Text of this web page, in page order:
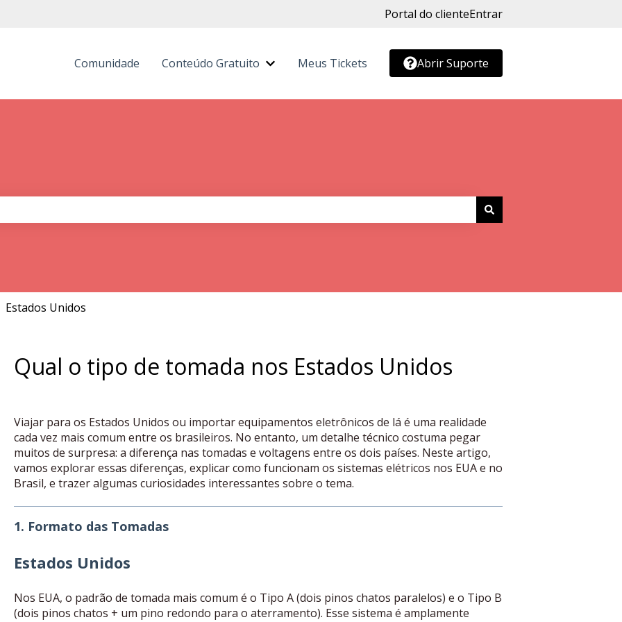
Portal do clienteEntrar
Comunidade Conteúdo Gratuito Mostrar submenu para Conteúdo Gratuito
Meus Tickets Abrir Suporte
Estados Unidos
Qual o tipo de tomada nos Estados Unidos
Viajar para os Estados Unidos ou importar equipamentos eletrônicos de lá é uma realidade
cada vez mais comum entre os brasileiros. No entanto, um detalhe técnico costuma pegar
muitos de surpresa: a diferença nas tomadas e voltagens entre os dois países. Neste artigo,
vamos explorar essas diferenças, explicar como funcionam os sistemas elétricos nos EUA e no
Brasil, e trazer algumas curiosidades interessantes sobre o tema.
1. Formato das Tomadas
Estados Unidos
Nos EUA, o padrão de tomada mais comum é o Tipo A (dois pinos chatos paralelos) e o Tipo B
(dois pinos chatos + um pino redondo para o aterramento). Esse sistema é amplamente